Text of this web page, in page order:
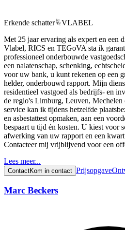
Erkende schatter
VLABEL
Met 25 jaar ervaring als expert en een
Vlabel, RICS en TEGoVA sta ik
professioneel onderbouwde
een nalatenschap, schenking,
voor uw bank, u kunt rekenen op een
helder, onderbouwd rapport. Mijn
residentieel vastgoed als bedrijfs- en
de regio's Limburg, Leuven, Mechelen
service kan ik tijdens hetzelfde
en asbestattest opmaken, aan een
bespaart u tijd én kosten. U kiest voor
afwerking van uw rapport en een
Contacteer mij vrijblijvend voor een
Lees meer...
ContactKom in contact Prijsopgave
Marc Beckers